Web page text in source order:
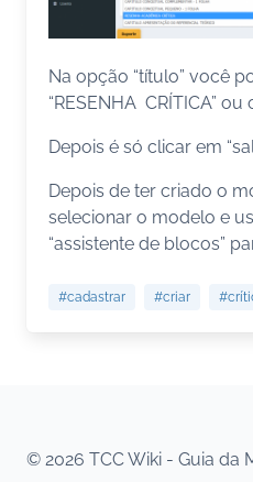
Na opção “título” você
“RESENHA CRÍTICA”
Depois é só clicar em
Depois de ter criado o
selecionar o modelo e
“assistente de blocos”
#cadastrar #criar
© 2026 TCC Wiki - Guia da